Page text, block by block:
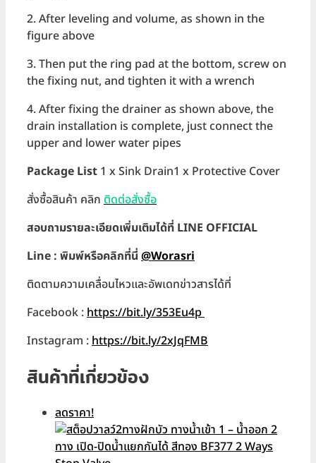
2. After leveling and volume, as shown in the
figure above
3. Then put the ring pad at the bottom, screw on
the fixing nut, and tighten it with a wrench
4. After fixing the drainer as shown above, the
drain installation is complete, just connect the
upper and lower water pipes
Package List 1 x Sink Drain1 x Protective Cover
สั่งซื้อสินค้า คลิก ติดต่อสั่งซื้อ
สอบถามรายละเอียดเพิ่มเติมได้ที่ LINE OFFICIAL
Line : พิมพ์หรือคลิกที่นี่ @Worasri
ติดตามความเคลื่อนไหวและอัพเดทข่าวสารได้ที่
Facebook :https://bit.ly/353Eu4p
Instagram :https://bit.ly/2xJqFMB
สินค้าที่เกี่ยวข้อง
ลดราคา!